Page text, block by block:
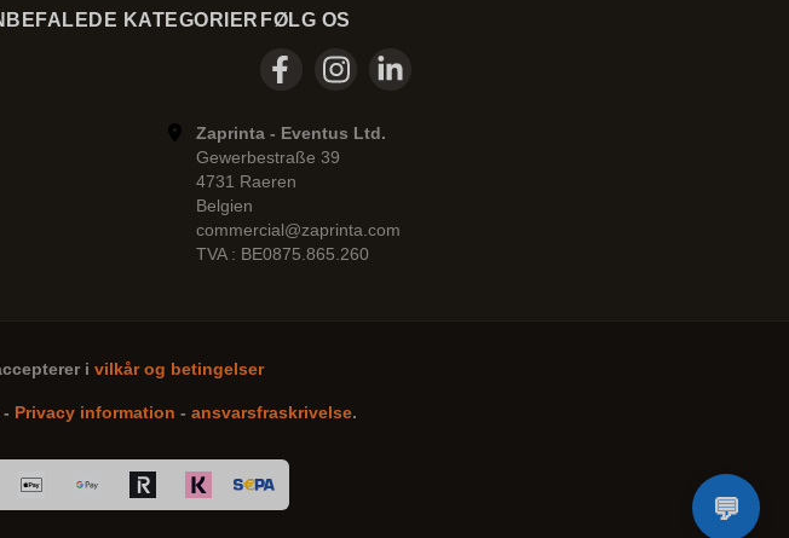
KATEGORIER FØLG OS
Zaprinta - Eventus Ltd.
Gewerbestraße 39
4731 Raeren
Belgien
commercial@zaprinta.com
TVA : BE0875.865.260
i vilkår og betingelser
- Privacy information - ansvarsfraskrivelse.